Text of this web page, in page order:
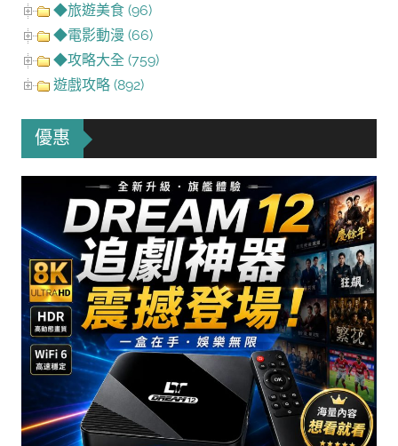
◆旅遊美食 (96)
◆電影動漫 (66)
◆攻略大全 (759)
遊戲攻略 (892)
優惠